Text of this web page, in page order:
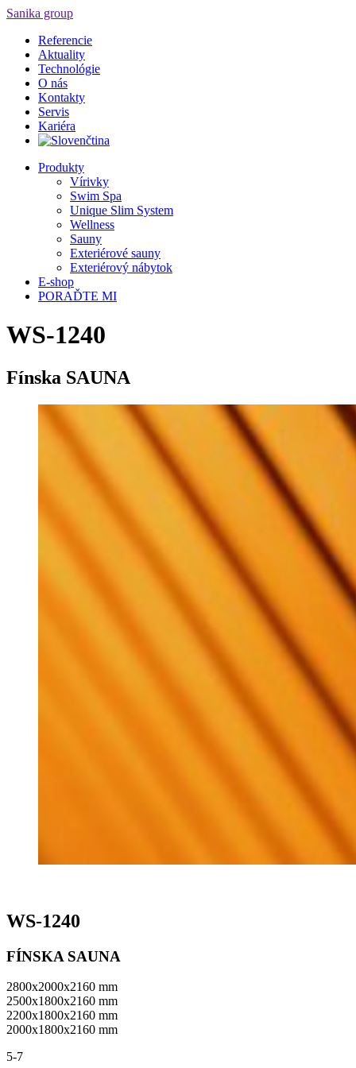
Sanika group
Referencie
Aktuality
Technológie
O nás
Kontakty
Servis
Kariéra
Produkty
Vírivky
Swim Spa
Unique Slim System
Wellness
Sauny
Exteriérové sauny
Exteriérový nábytok
E-shop
PORAĎTE MI
WS-1240
Fínska SAUNA
WS-1240
FÍNSKA SAUNA
2800x2000x2160 mm
2500x1800x2160 mm
2200x1800x2160 mm
2000x1800x2160 mm
5-7